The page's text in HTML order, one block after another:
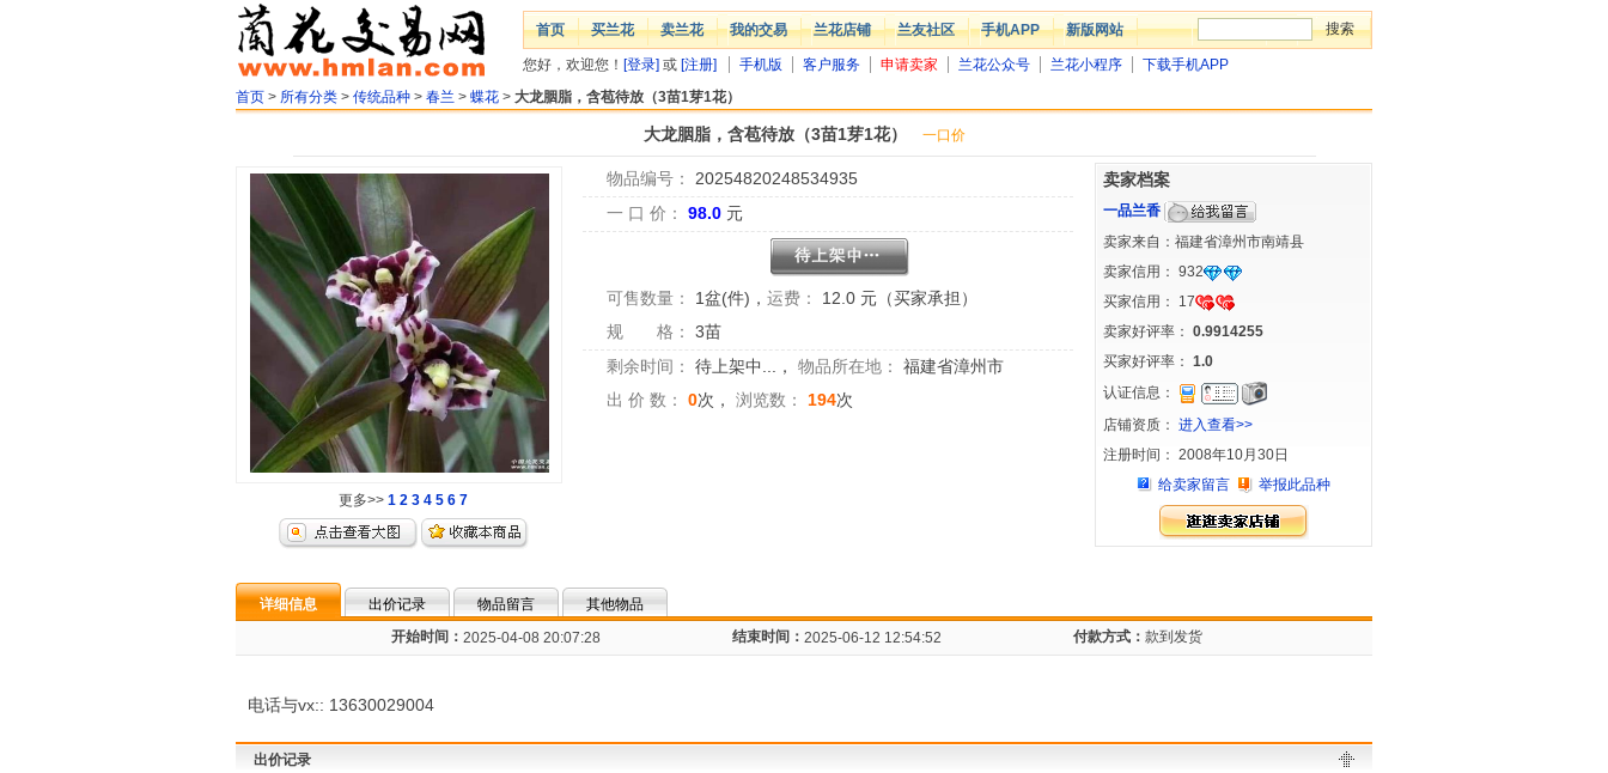
首页 买兰花 卖兰花 我的交易 兰花店铺 兰友社区 手机APP 新版网站
您好，欢迎您！ [登录] 或 [注册] 手机版 客户服务 申请卖家 兰花公众号 兰花小程序
下载手机APP
首页 > 所有分类 > 传统品种 > 春兰 > 蝶花 > 大龙胭脂，含苞待放（3苗1芽1花）
大龙胭脂，含苞待放（3苗1芽1花） 一口价
更多>> 1 2 3 4 5 6 7
物品编号：
20254820248534935
一 口 价：
98.0 元
可售数量： 1盆(件) ， 运费：
12.0 元（买家承担）
规 格：
3苗
剩余时间：
待上架中... ， 物品所在地：
福建省漳州市
出 价 数：
0次， 浏览数： 194次
卖家档案
一品兰香
卖家来自：福建省漳州市南靖县
卖家信用： 932
买家信用： 17
卖家好评率： 0.9914255
买家好评率： 1.0
认证信息：
店铺资质： 进入查看>>
注册时间： 2008年10月30日
给卖家留言
举报此品种
详细信息 出价记录 物品留言
其他物品
开始时间： 2025-04-08 20:07:28 结束时间： 2025-06-12 12:54:52 付款方式： 款到发货
电话与vx:: 13630029004
出价记录